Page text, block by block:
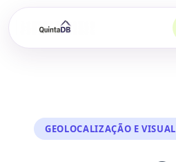
GEOLOCALIZAÇÃO E